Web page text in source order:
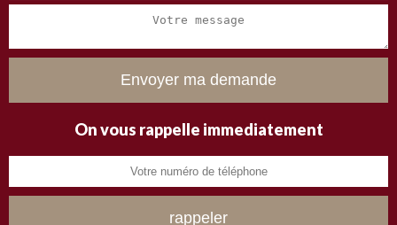
On vous rappelle immediatement